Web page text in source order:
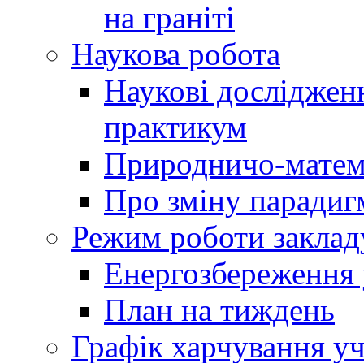
на граніті
Наукова робота
Наукові
практикум
Природничо-
Про зміну
Режим роботи
Енергозбереження
План на тиждень
Графік харчування